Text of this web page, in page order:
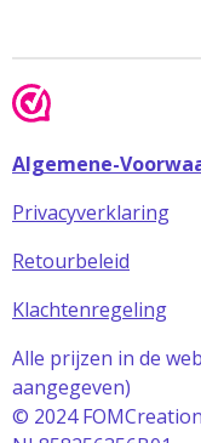
Algemene-
Privacyverklaring
Retourbeleid
Klachtenregeling
Alle prijzen in de
aangegeven)
© 2024